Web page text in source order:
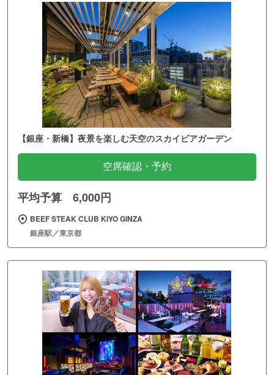
【銀座・新橋】夜景を楽しむ天空のスカイビアガーデン
空席確認・予約
平均予算 6,000円
BEEF STEAK CLUB KIYO GINZA
銀座駅／東京都